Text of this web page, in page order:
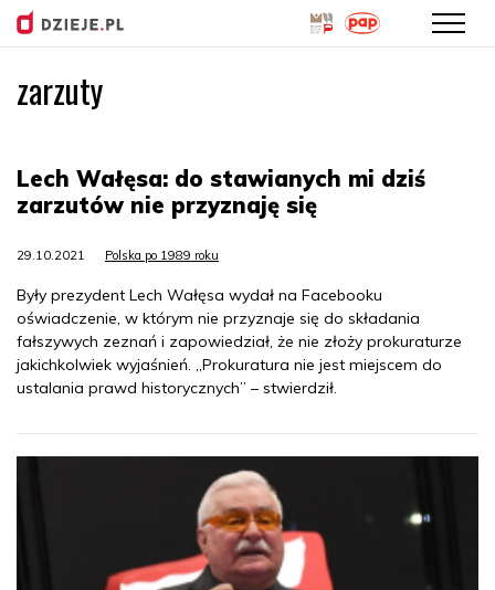
zarzuty
Lech Wałęsa: do stawianych mi dziś
zarzutów nie przyznaję się
29.10.2021 Polska po 1989 roku
Były prezydent Lech Wałęsa wydał na Facebooku
oświadczenie, w którym nie przyznaje się do składania
fałszywych zeznań i zapowiedział, że nie złoży prokuraturze
jakichkolwiek wyjaśnień. „Prokuratura nie jest miejscem do
ustalania prawd historycznych” – stwierdził.